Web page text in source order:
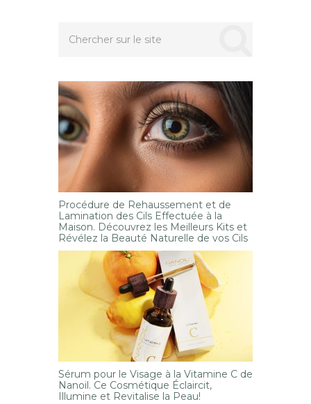
Procédure de Rehaussement et de
Lamination des Cils Effectuée à la
Maison. Découvrez les Meilleurs Kits et
Révélez la Beauté Naturelle de vos Cils
Sérum pour le Visage à la Vitamine C de
Nanoil. Ce Cosmétique Éclaircit,
Illumine et Revitalise la Peau!